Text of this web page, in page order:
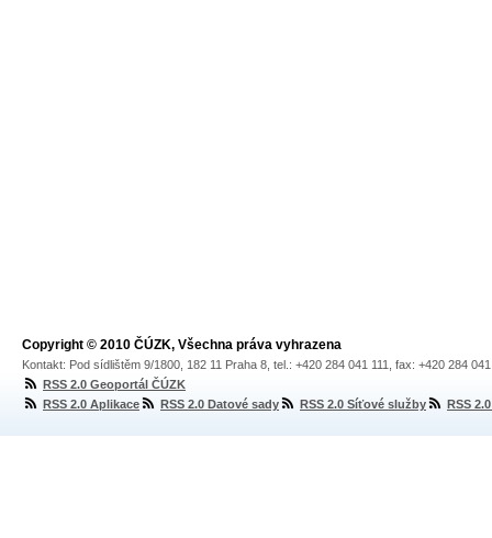
Copyright © 2010 ČÚZK, Všechna práva vyhrazena
Kontakt: Pod sídlištěm 9/1800, 182 11 Praha 8, tel.: +420 284 041 111, fax: +420 284
RSS 2.0 Geoportál ČÚZK
RSS 2.0 Aplikace
RSS 2.0 Datové sady RSS 2.0 Síťové služby RSS